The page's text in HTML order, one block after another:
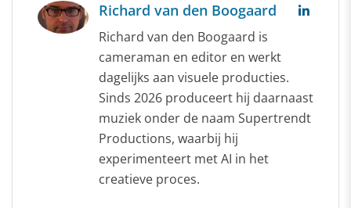
Richard van den Boogaard
Richard van den Boogaard is
cameraman en editor en werkt
dagelijks aan visuele producties.
Sinds 2026 produceert hij daarnaast
muziek onder de naam Supertrendt
Productions, waarbij hij
experimenteert met AI in het
creatieve proces.